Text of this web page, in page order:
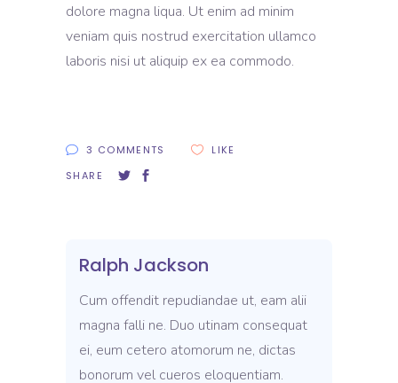
dolore magna liqua. Ut enim ad minim
veniam quis nostrud exercitation ullamco
laboris nisi ut aliquip ex ea commodo.
3 COMMENTS
LIKE
SHARE
Ralph Jackson
Cum offendit repudiandae ut, eam alii
magna falli ne. Duo utinam consequat
ei, eum cetero atomorum ne, dictas
bonorum vel cueros eloquentiam.